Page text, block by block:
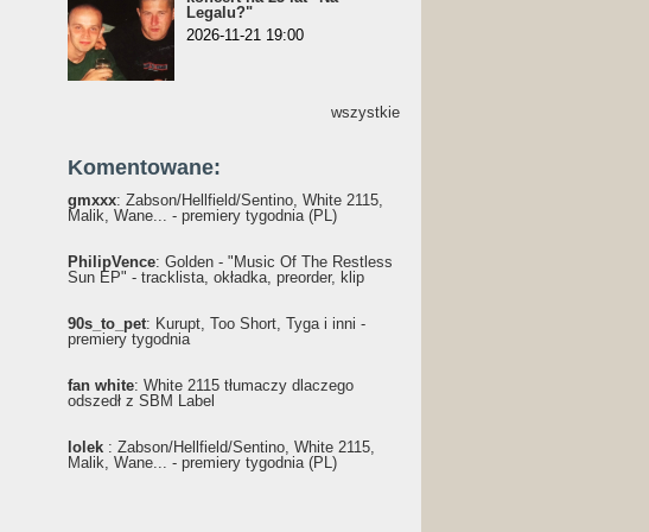
Legalu?"
2026-11-21 19:00
wszystkie
Komentowane:
gmxxx: Żabson/Hellfield/Sentino, White 2115,
Malik, Wane... - premiery tygodnia (PL)
PhilipVence: Golden - "Music Of The Restless
Sun EP" - tracklista, okładka, preorder, klip
90s_to_pet: Kurupt, Too Short, Tyga i inni -
premiery tygodnia
fan white: White 2115 tłumaczy dlaczego
odszedł z SBM Label
lolek : Żabson/Hellfield/Sentino, White 2115,
Malik, Wane... - premiery tygodnia (PL)